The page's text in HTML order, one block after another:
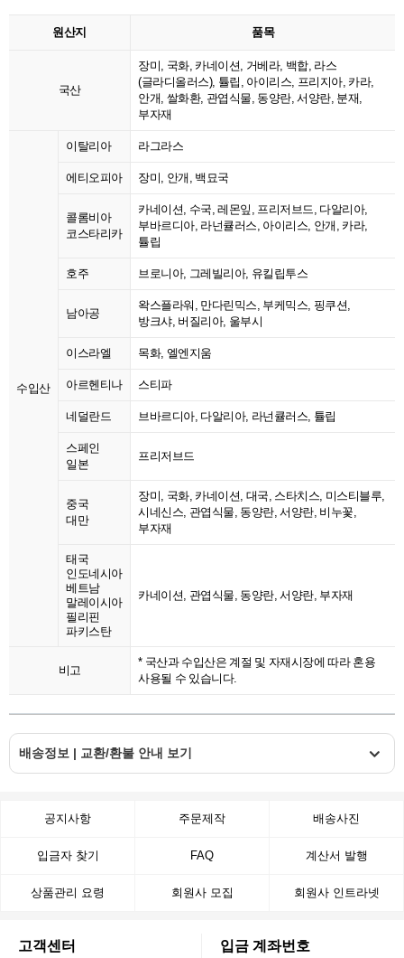
원산지 품목
국산
장미, 국화, 카네이션, 거베라, 백합, 라스
(글라디올러스), 튤립, 아이리스, 프리지아, 카라,
안개, 쌀화환, 관엽식물, 동양란, 서양란, 분재,
부자재
수입산
이탈리아 라그라스
에티오피아 장미, 안개, 백묘국
콜롬비아
코스타리카
카네이션, 수국, 레몬잎, 프리저브드, 다알리아,
부바르디아, 라넌큘러스, 아이리스, 안개, 카라,
튤립
호주 브로니아, 그레빌리아, 유킬립투스
남아공
왁스플라워, 만다린믹스, 부케믹스, 핑쿠션,
방크샤, 버질리아, 울부시
이스라엘 목화, 엘엔지움
아르헨티나 스티파
네덜란드 브바르디아, 다알리아, 라넌큘러스, 튤립
스페인
일본
프리저브드
중국
대만
장미, 국화, 카네이션, 대국, 스타치스, 미스티블루,
시네신스, 관엽식물, 동양란, 서양란, 비누꽃,
부자재
태국
인도네시아
베트남
말레이시아
필리핀
파키스탄
카네이션, 관엽식물, 동양란, 서양란, 부자재
비고
* 국산과 수입산은 계절 및 자재시장에 따라 혼용
사용될 수 있습니다.
배송정보 | 교환/환불 안내 보기
공지사항 주문제작 배송사진
입금자 찾기 FAQ 계산서 발행
상품관리 요령 회원사 모집 회원사 인트라넷
고객센터 입금 계좌번호